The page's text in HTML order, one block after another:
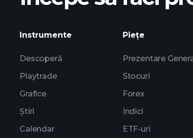
Instrumente
Descoperă
Playtrade
Grafice
Știri
Calendar
Piețe
Prezentare
Stocuri
Forex
Indici
ETF-uri